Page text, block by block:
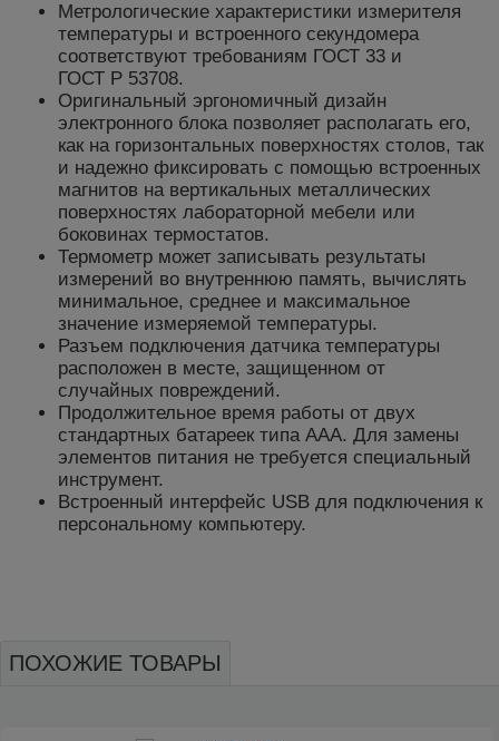
Метрологические характеристики измерителя
температуры и встроенного секундомера
соответствуют требованиям ГОСТ 33 и
ГОСТ Р 53708.
Оригинальный эргономичный дизайн
электронного блока позволяет располагать его,
как на горизонтальных поверхностях столов, так
и надежно фиксировать с помощью встроенных
магнитов на вертикальных металлических
поверхностях лабораторной мебели или
боковинах термостатов.
Термометр может записывать результаты
измерений во внутреннюю память, вычислять
минимальное, среднее и максимальное
значение измеряемой температуры.
Разъем подключения датчика температуры
расположен в месте, защищенном от
случайных повреждений.
Продолжительное время работы от двух
стандартных батареек типа ААА. Для замены
элементов питания не требуется специальный
инструмент.
Встроенный интерфейс USB для подключения к
персональному компьютеру.
ПОХОЖИЕ ТОВАРЫ